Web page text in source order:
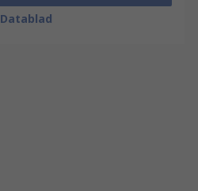
Datablad